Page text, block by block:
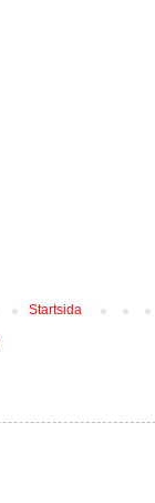
Startsida